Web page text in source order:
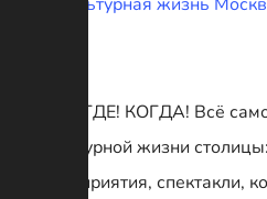
ЧТО! ГДЕ! КОГДА! Всё
культурной жизни
мероприятия, спектакли,